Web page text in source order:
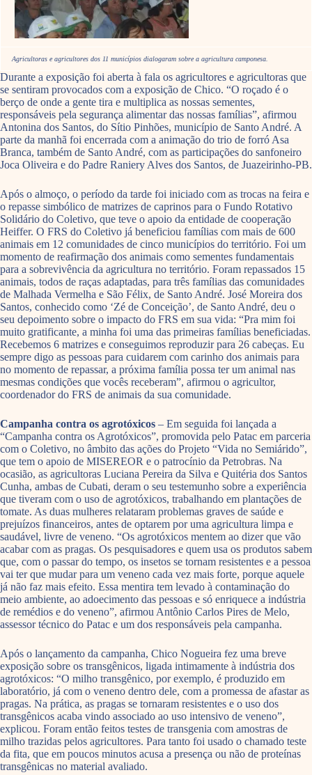
Agricultoras e agricultores dos 11 municípios dialogaram sobre a agricultura camponesa.
Durante a exposição foi aberta à fala os agricultores e agricultoras que
se sentiram provocados com a exposição de Chico. “O roçado é o
berço de onde a gente tira e multiplica as nossas sementes,
responsáveis pela segurança alimentar das nossas famílias”, afirmou
Antonina dos Santos, do Sítio Pinhões, município de Santo André. A
parte da manhã foi encerrada com a animação do trio de forró Asa
Branca, também de Santo André, com as participações do sanfoneiro
Joca Oliveira e do Padre Raniery Alves dos Santos, de Juazeirinho-PB.
Após o almoço, o período da tarde foi iniciado com as trocas na feira e
o repasse simbólico de matrizes de caprinos para o Fundo Rotativo
Solidário do Coletivo, que teve o apoio da entidade de cooperação
Heiffer. O FRS do Coletivo já beneficiou famílias com mais de 600
animais em 12 comunidades de cinco municípios do território. Foi um
momento de reafirmação dos animais como sementes fundamentais
para a sobrevivência da agricultura no território. Foram repassados 15
animais, todos de raças adaptadas, para três famílias das comunidades
de Malhada Vermelha e São Félix, de Santo André. José Moreira dos
Santos, conhecido como ‘Zé de Conceição’, de Santo André, deu o
seu depoimento sobre o impacto do FRS em sua vida: “Pra mim foi
muito gratificante, a minha foi uma das primeiras famílias beneficiadas.
Recebemos 6 matrizes e conseguimos reproduzir para 26 cabeças. Eu
sempre digo as pessoas para cuidarem com carinho dos animais para
no momento de repassar, a próxima família possa ter um animal nas
mesmas condições que vocês receberam”, afirmou o agricultor,
coordenador do FRS de animais da sua comunidade.
Campanha contra os agrotóxicos – Em seguida foi lançada a
“Campanha contra os Agrotóxicos”, promovida pelo Patac em parceria
com o Coletivo, no âmbito das ações do Projeto “Vida no Semiárido”,
que tem o apoio de MISEREOR e o patrocínio da Petrobras. Na
ocasião, as agricultoras Luciana Pereira da Silva e Quitéria dos Santos
Cunha, ambas de Cubati, deram o seu testemunho sobre a experiência
que tiveram com o uso de agrotóxicos, trabalhando em plantações de
tomate. As duas mulheres relataram problemas graves de saúde e
prejuízos financeiros, antes de optarem por uma agricultura limpa e
saudável, livre de veneno. “Os agrotóxicos mentem ao dizer que vão
acabar com as pragas. Os pesquisadores e quem usa os produtos sabem
que, com o passar do tempo, os insetos se tornam resistentes e a pessoa
vai ter que mudar para um veneno cada vez mais forte, porque aquele
já não faz mais efeito. Essa mentira tem levado à contaminação do
meio ambiente, ao adoecimento das pessoas e só enriquece a indústria
de remédios e do veneno”, afirmou Antônio Carlos Pires de Melo,
assessor técnico do Patac e um dos responsáveis pela campanha.
Após o lançamento da campanha, Chico Nogueira fez uma breve
exposição sobre os transgênicos, ligada intimamente à indústria dos
agrotóxicos: “O milho transgênico, por exemplo, é produzido em
laboratório, já com o veneno dentro dele, com a promessa de afastar as
pragas. Na prática, as pragas se tornaram resistentes e o uso dos
transgênicos acaba vindo associado ao uso intensivo de veneno”,
explicou. Foram então feitos testes de transgenia com amostras de
milho trazidas pelos agricultores. Para tanto foi usado o chamado teste
da fita, que em poucos minutos acusa a presença ou não de proteínas
transgênicas no material avaliado.